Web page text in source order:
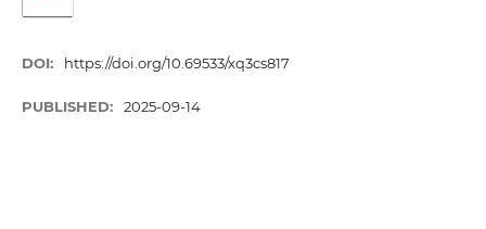
DOI: https://doi.org/10.69533/xq3cs817
PUBLISHED: 2025-09-14